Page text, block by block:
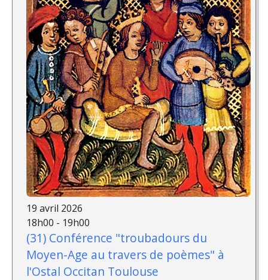
19 avril 2026
18h00 - 19h00
(31) Conférence "troubadours du
Moyen-Age au travers de poèmes" à
l'Ostal Occitan Toulouse